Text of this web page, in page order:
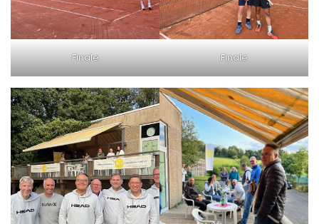
Finale Finale